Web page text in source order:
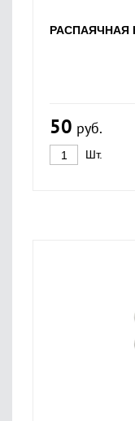
РАСПАЯЧНАЯ
50 руб.
Шт.